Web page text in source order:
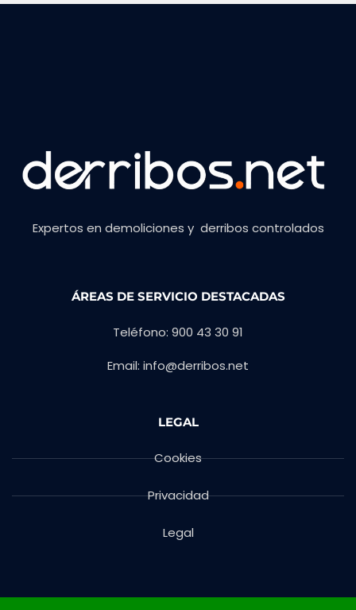
Expertos en demoliciones y derribos controlados
ÁREAS DE SERVICIO DESTACADAS
Teléfono: 900 43 30 91
Email: info@derribos.net
LEGAL
Cookies
Privacidad
Legal